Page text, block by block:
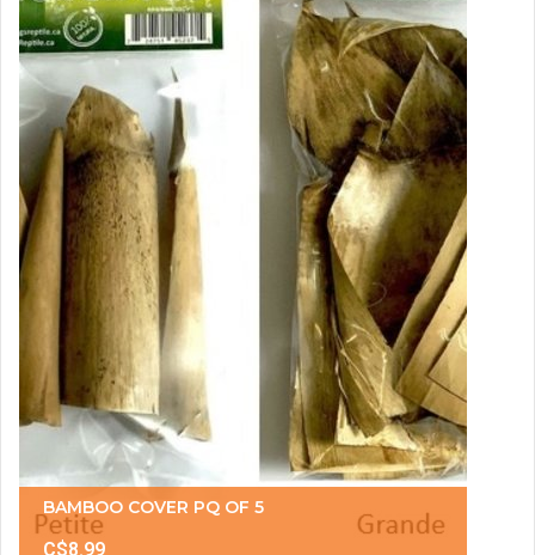
BAMBOO COVER PQ OF 5
C$8.99